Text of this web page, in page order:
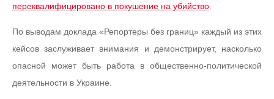
переквалифицировано в покушение на убийство
По выводам доклада «Репортеры без границ» каждый из этих
кейсов заслуживает внимания и демонстрирует, насколько
опасной может быть работа в общественно-политической
деятельности в Украине.